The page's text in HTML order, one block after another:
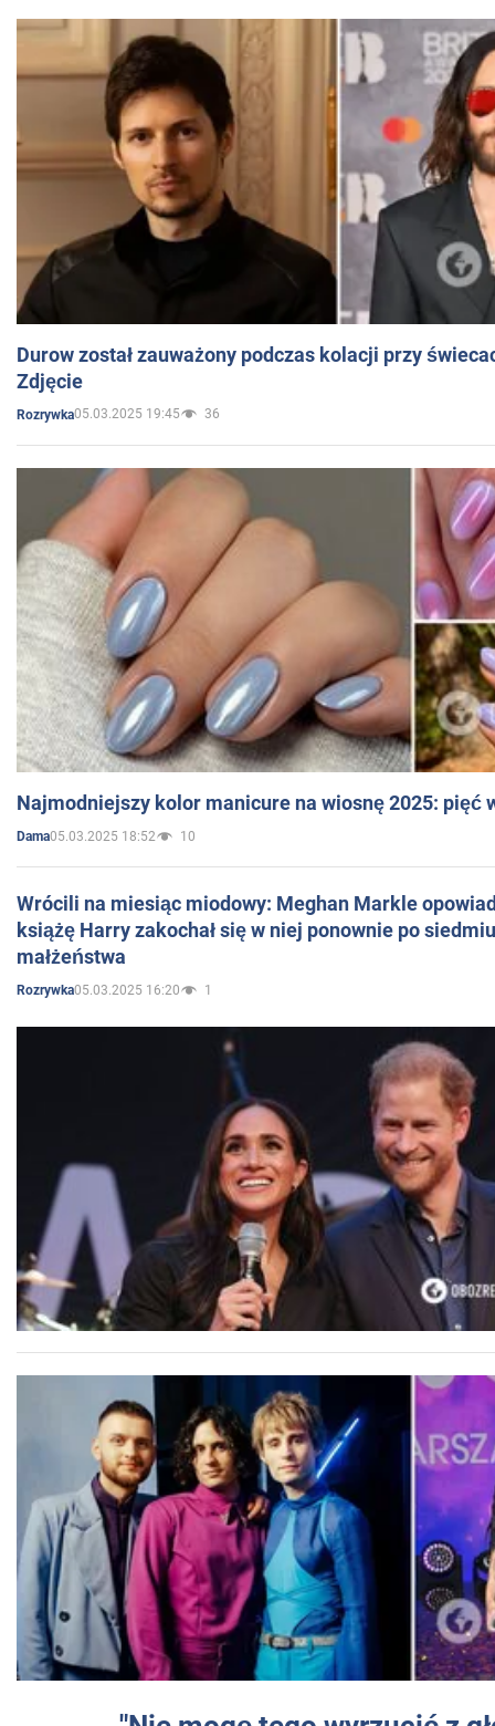
Durow został zauważony podczas kolacji przy
Zdjęcie
Rozrywka05.03.2025 19:45 36
Najmodniejszy kolor manicure na wiosnę 2025: pięć
Dama05.03.2025 18:52 10
Wrócili na miesiąc miodowy: Meghan Markle
książę Harry zakochał się w niej ponownie po
małżeństwa
Rozrywka05.03.2025 16:20 1